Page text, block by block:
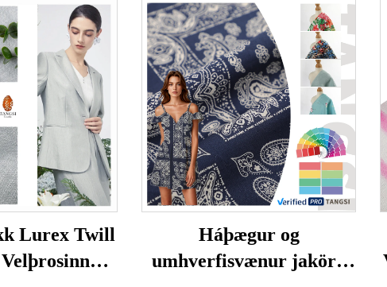
Lurex Twill
Háþægur og
umhverfisvænur jakörd